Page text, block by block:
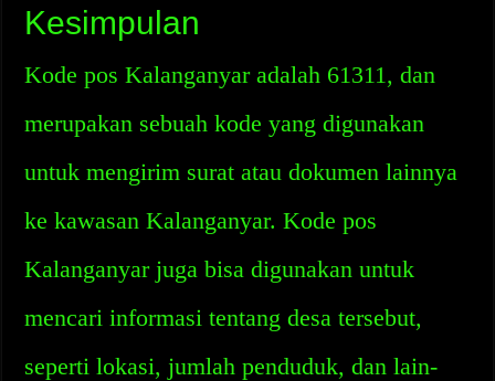
Kesimpulan
Kode pos Kalanganyar adalah 61311, dan
merupakan sebuah kode yang digunakan
untuk mengirim surat atau dokumen lainnya
ke kawasan Kalanganyar. Kode pos
Kalanganyar juga bisa digunakan untuk
mencari informasi tentang desa tersebut,
seperti lokasi, jumlah penduduk, dan lain-